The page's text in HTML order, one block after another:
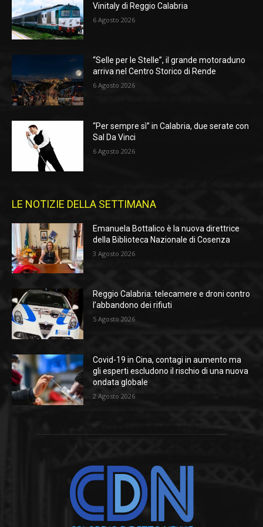
Vinitaly di Reggio Calabria
6 Agosto 2026
“Selle per le Stelle”, il grande motoraduno
arriva nel Centro Storico di Rende
6 Agosto 2026
“Per sempre sì” in Calabria, due serate con
Sal Da Vinci
6 Agosto 2026
LE NOTIZIE DELLA SETTIMANA
Emanuela Bottalico è la nuova direttrice
della Biblioteca Nazionale di Cosenza
3 Agosto 2026
Reggio Calabria: telecamere e droni contro
l’abbandono dei rifiuti
5 Agosto 2026
Covid-19 in Cina, contagi in aumento ma
gli esperti escludono il rischio di una nuova
ondata globale
2 Agosto 2026